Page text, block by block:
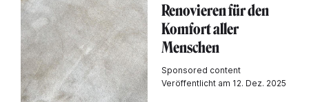
Renovieren für den
Komfort aller
Menschen
Sponsored content
Veröffentlicht am 12. Dez. 2025